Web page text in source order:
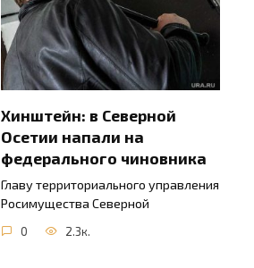
Хинштейн: в Северной
Осетии напали на
федерального чиновника
Главу территориального управления
Росимущества Северной
0 2.3к.